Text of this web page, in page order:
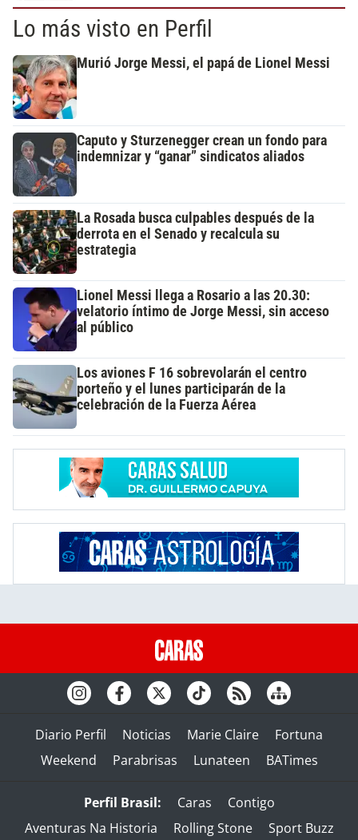
Lo más visto en Perfil
Murió Jorge Messi, el papá de Lionel Messi
Caputo y Sturzenegger crean un fondo para
indemnizar y “ganar” sindicatos aliados
La Rosada busca culpables después de la
derrota en el Senado y recalcula su
estrategia
Lionel Messi llega a Rosario a las 20.30:
velatorio íntimo de Jorge Messi, sin acceso
al público
Los aviones F 16 sobrevolarán el centro
porteño y el lunes participarán de la
celebración de la Fuerza Aérea
Diario Perfil Noticias Marie Claire
Fortuna
Weekend
Parabrisas Lunateen BATimes
Perfil Brasil: Caras
Contigo
Aventuras Na Historia
Rolling Stone Sport Buzz